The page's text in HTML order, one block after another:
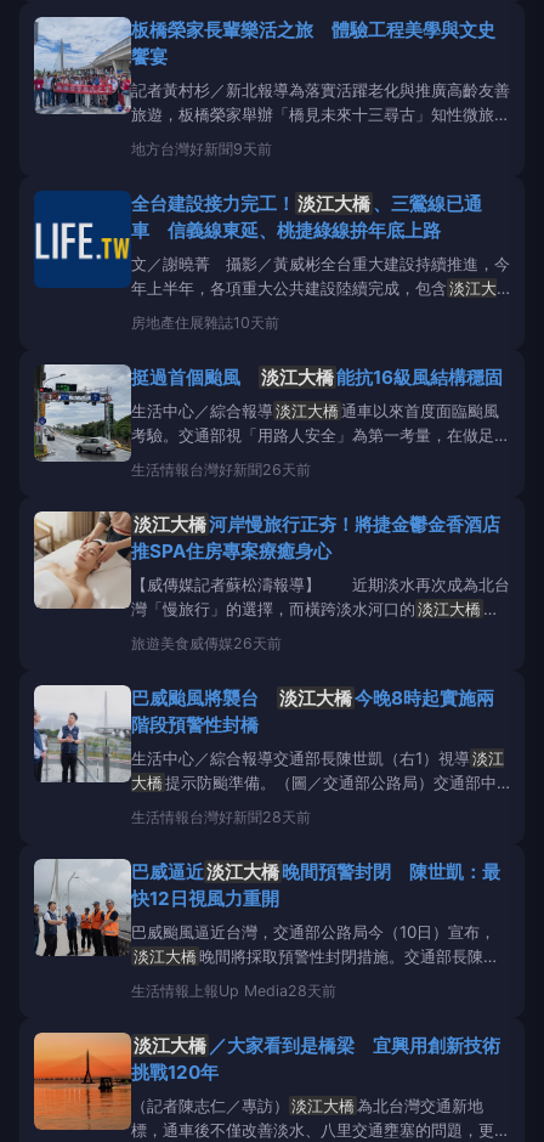
園國際機場。在這一波強勁的交通
板橋榮家長輩樂活之旅 體驗工程美學與文史
饗宴
記者黃村杉／新北報導為落實活躍老化與推廣高齡友善
旅遊，板橋榮家舉辦「橋見未來十三尋古」知性微旅行
活動，特別規劃
淡江大橋
的深度行程，讓長輩體驗最夯的
站前往「淡江大橋工程美學特展」，長輩們在導覽員
引導下，近距離欣
地方台灣好新聞 9天前
全台建設接力完工！ 淡江大橋、三鶯線已通
車 信義線東延、桃捷綠線拚年底上路
文／謝曉菁 攝影／黃威彬全台重大建設持續推進，今
年上半年，各項重大公共建設陸續完成，包含淡江大
橋
、捷運三鶯線、桃園機場第三航廈主體工程等；而
下半年也將迎來多項交通建設完工，包括台北捷運信義
段等，都將陸續通車。國家發展委員會表示
房地產住展雜誌10天前
挺過首個颱風 淡江大橋能抗16級風結構穩固
生活中心／綜合報導淡江大橋通車以來首度面臨颱風
考驗。交通部視「用路人安全」為第一考量，在做足整
備工作後即封閉車道，颱風後立即進行全橋巡檢。
江大橋 成功挺過巴威颱風，於12日上午10時通車。交
大橋結構穩固，民眾可放心使用。交通部表示，巴威
颱風暴風圈處碰臺
生活情報台灣好新聞 26天前
淡江大橋河岸慢旅行正夯！將捷金鬱金香酒店
推SPA住房專案療癒身心
【威傳媒記者蘇松濤報導】 近期淡水再次成為北台
灣「慢旅行」的選擇，而橫跨淡水河口的淡江大橋，
也為河岸景致增添全新層次。隨著旅遊型態逐漸從走訪
景點轉向重視身心放鬆與深度體驗，坐落於淡水河岸第
「SPA假期住房專案」，邀請旅客放慢腳步，在河岸
旅遊美食威傳媒26天前
巴威颱風將襲台 淡江大橋今晚8時起實施兩
階段預警性封橋
生活中心／綜合報導交通部長陳世凱（右1）視導淡江
大橋提示防颱準備。（圖／交通部公路局）交通部中
央氣象署已發布中度颱風巴威（國際命名BAVI）的陸
上颱風警報，根據氣象署今（10）日下午發布的最新
前中心在鵝鑾鼻東方海面，向西北移動，對台中以北、
南投及東半部
生活情報台灣好新聞 28天前
巴威逼近淡江大橋晚間預警封閉 陳世凱：最
快12日視風力重開
巴威颱風逼近台灣，交通部公路局今（10日）宣布，
淡江大橋晚間將採取預警性封閉措施。交通部長陳世
凱今天前往現場視察時表示，為了確保用路人安全，公
路局將分階段管制橋面通行，最快預計下週日（12
正式通車，這次巴威颱風是大橋啟用後首度面臨颱風侵
襲。陳世凱
生活情報 上報Up Media28天前
淡江大橋 ／大家看到是橋梁 宜興用創新技術
挑戰120年
（記者陳志仁／專訪） 淡江大橋為北台灣交通新地
標，通車後不僅改善淡水、八里交通壅塞的問題，更將